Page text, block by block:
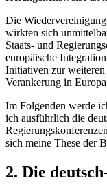
Die
wirkten sich
Staats- und
europäische
Initiativen zur weiteren
Verankerung in
Im Folgenden werde
ich ausführlich die
sich meine These der
2. Die